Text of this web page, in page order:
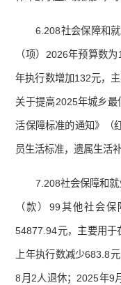
6.208社会保障和
（项）2026年预算数
年执行数增加132元，
关于提高2025年城乡
活保障标准的通知》（
员生活标准，遗属生活
7.208社会保障和
（款）99其他社会
54877.94元，主要用于
上年执行数减少683.8
8月2人退休；2025年9